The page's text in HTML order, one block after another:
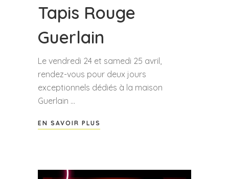
Tapis Rouge
Guerlain
Le vendredi 24 et samedi 25 avril,
rendez-vous pour deux jours
exceptionnels dédiés à la maison
Guerlain
EN SAVOIR PLUS